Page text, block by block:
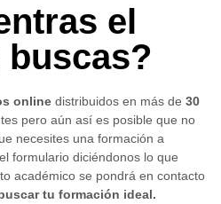
el
online distribuidos en más de 30
pero aún así es posible que no
necesites una formación a
formulario diciéndonos lo que
académico se pondrá en contacto
tu formación ideal.